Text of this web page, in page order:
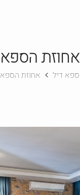
אחוזת הספא
ספא דיל אחוזת הספא